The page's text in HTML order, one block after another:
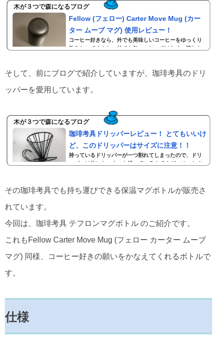
木が３つで森になるブログ
Fellow (フェロー) Carter Move Mug (カー
ター ムーブ マグ) 使用レビュー！
コーヒー好きなら、外でも美味しいコーヒーをゆっくり
飲みたいですよね。外でも缶コーヒーではなく、淹れた
コーヒー好きの願いをかなえてくれるタンブラーの紹介
セラミック塗膜)フタ： ステンレス鋼(粉体塗装)、ポリプ
通）本体直径77mm、口径62mm8oz（230ml）：高さ1
2...
そして、前にブログで紹介していますが、珈琲考具のドリ
ッパーを愛用しています。
木が３つで森になるブログ
珈琲考具ドリッパーレビュー！ とてもいいけ
ど、このドリッパーはサイズに注意！！
持っているドリッパーが一つ割れてしまったので、ドリ
ッパーは他にもいくつも持っているんですが、せっかく
azon、楽天、ヤフーショッピング等の他、JRE MALLと
いうECサイトでも販売されています。とにかく、デザイ
良かったんですが、サイズ選びには注意が必要です。こ
の記事では、サイズの使用感を中心に説明します。▼こ...
その珈琲考具でも持ち運びできる保温マグボトルが販売さ
れています。
今回は、珈琲考具 テフロンマグボトル のご紹介です。
これもFellow Carter Move Mug (フェロー カーター ムーブ
マグ) 同様、コーヒー好きの願いをかなえてくれるボトルで
す。
仕様